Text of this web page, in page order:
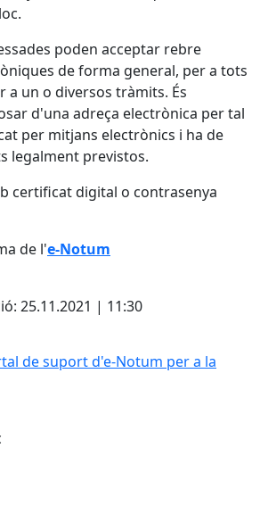
poden acceptar rebre
de forma general, per a tots
a un o diversos tràmits. És
d'una adreça electrònica per tal
per mitjans electrònics i ha de
legalment previstos.
certificat digital o contrasenya
de l'e-Notum
25.11.2021 | 11:30
de suport d'e-Notum per a la